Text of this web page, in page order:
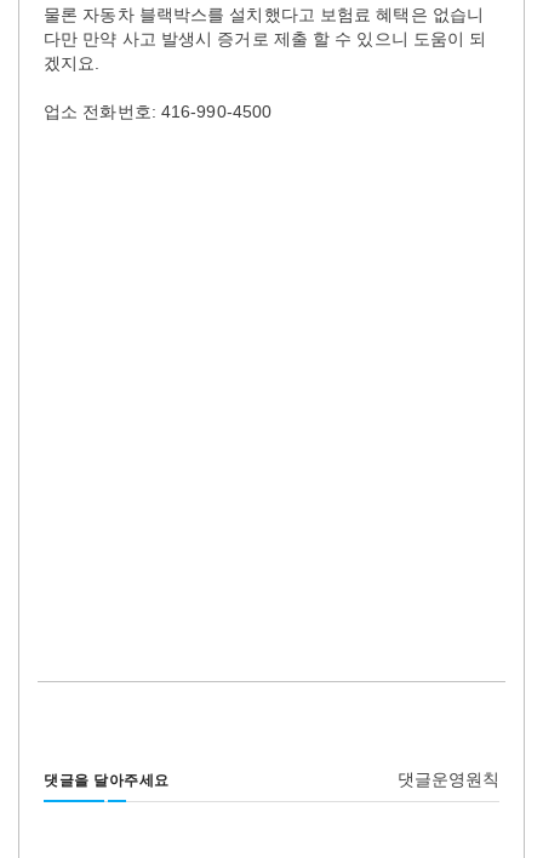
물론 자동차 블랙박스를 설치했다고 보험료 혜택은 없습니
다만 만약 사고 발생시 증거로 제출 할 수 있으니 도움이 되
겠지요.
업소 전화번호: 416-990-4500
댓글을 달아주세요 댓글운영원칙